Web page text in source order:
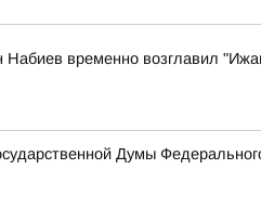
Набиев временно возглавил
Думы